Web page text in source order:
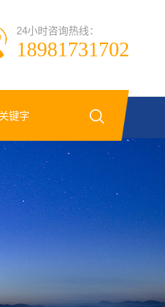
24小时咨询热线：
18981731702